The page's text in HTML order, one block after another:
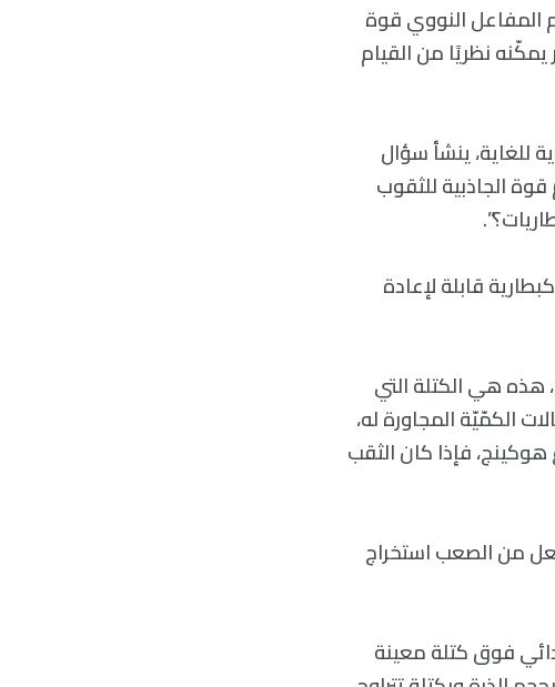
المفاعل النووي قوة
يمكّنه نظريًا من القيام
للغاية، ينشأ سؤال
الجاذبية للثقوب
قابلة لإعادة
هذه هي الكتلة التي
الكمّيّة المجاورة له،
فإذا كان الثقب
من الصعب استخراج
فوق كتلة معينة